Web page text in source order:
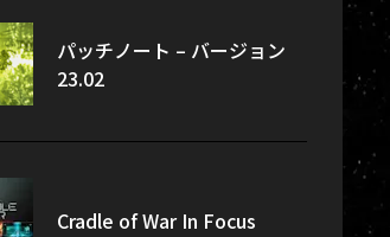
パッチノート – バージョン
23.02
Cradle of War In Focus